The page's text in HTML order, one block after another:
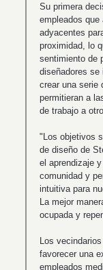
Su primera
empleados
adyacentes
proximidad, lo
sentimiento de
diseñadores se
crear una serie
permitieran a
de trabajo a
"Los objetivos
de diseño de
el aprendizaje
comunidad y
intuitiva para
La mejor
ocupada y
Los
favorecer una
empleados